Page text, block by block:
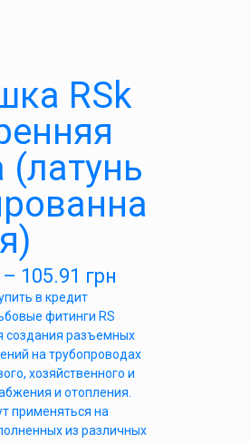
RSk
(латунь
я)
– 105.91 грн
в кредит
фитинги RS
создания разъемных
на трубопроводах
хозяйственного и
и отопления.
применяться на
из различных